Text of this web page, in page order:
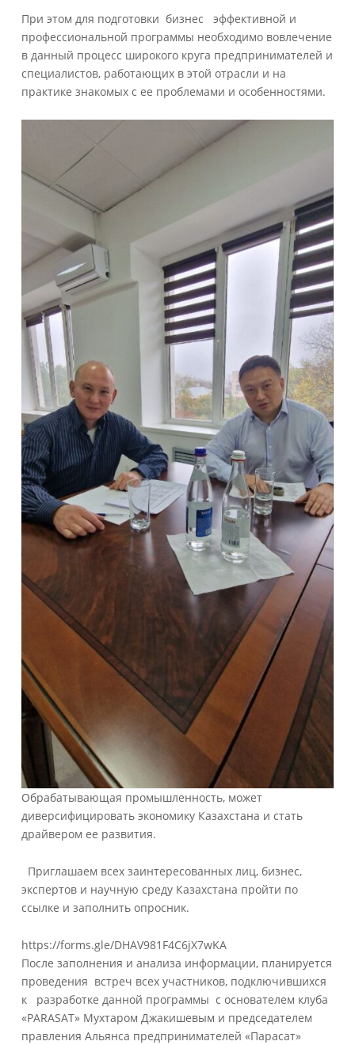
При этом для подготовки бизнес эффективной и
профессиональной программы необходимо вовлечение
в данный процесс широкого круга предпринимателей и
специалистов, работающих в этой отрасли и на
практике знакомых с ее проблемами и особенностями.
Обрабатывающая промышленность, может
диверсифицировать экономику Казахстана и стать
драйвером ее развития.
Приглашаем всех заинтересованных лиц, бизнес,
экспертов и научную среду Казахстана пройти по
ссылке и заполнить опросник.
https://forms.gle/DHAV981F4C6jX7wKA
После заполнения и анализа информации, планируется
проведения встреч всех участников, подключившихся
к разработке данной программы с основателем клуба
«PARASAT» Мухтаром Джакишевым и председателем
правления Альянса предпринимателей «Парасат»